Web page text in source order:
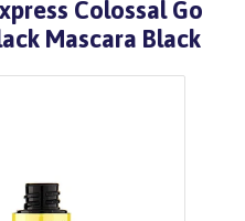
Colossal Go
Mascara Black